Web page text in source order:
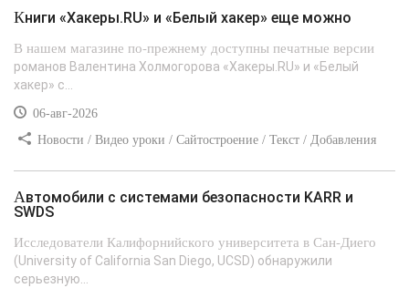
Книги «Хакеры.RU» и «Белый хакер» еще можно
В нашем магазине по-прежнему доступны печатные версии
романов Валентина Холмогорова «Хакеры.RU» и «Белый
хакер» с...
06-авг-2026
Новости / Видео уроки / Сайтостроение / Текст / Добавления
Автомобили с системами безопасности KARR и
SWDS
Исследователи Калифорнийского университета в Сан-Диего
(University of California San Diego, UCSD) обнаружили
серьезную...